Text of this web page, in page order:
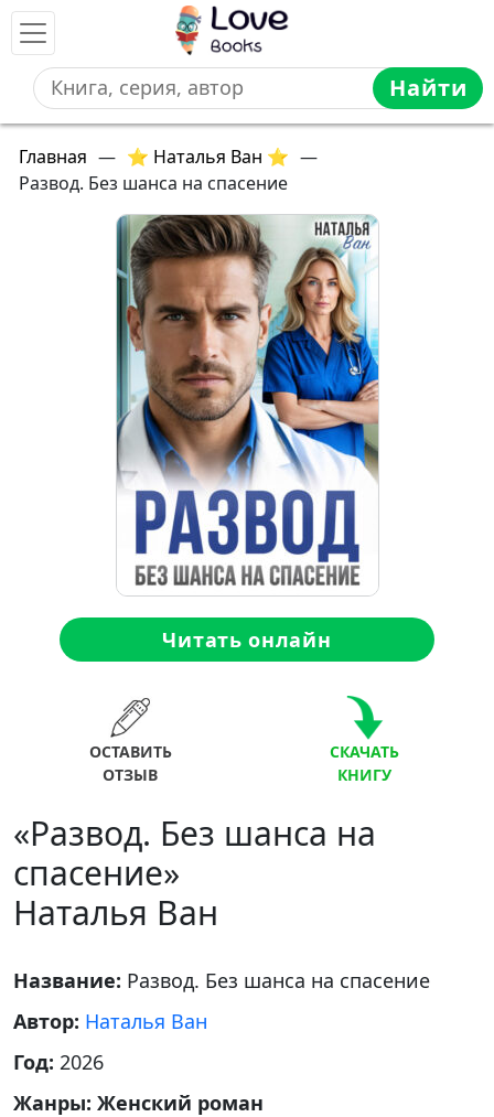
Найти
Главная — ⭐ Наталья Ван ⭐ —
Развод. Без шанса на спасение
Читать онлайн
ОСТАВИТЬ
ОТЗЫВ
СКАЧАТЬ
КНИГУ
«Развод. Без шанса на
спасение»
Наталья Ван
Название: Развод. Без шанса на спасение
Автор: Наталья Ван
Год: 2026
Жанры: Женский роман